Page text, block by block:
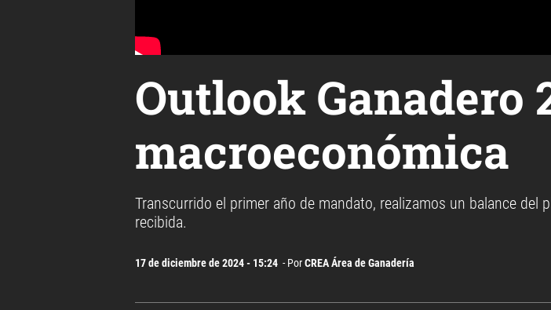
Outlook Ganadero
macroeconómica
Transcurrido el primer año de mandato, realizamos un balance del
recibida.
17 de diciembre de 2024 - 15:24 - PorCREA Área de Ganadería